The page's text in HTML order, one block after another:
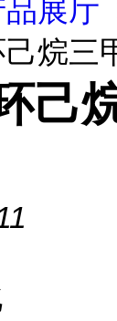
品展厅
烷三
己